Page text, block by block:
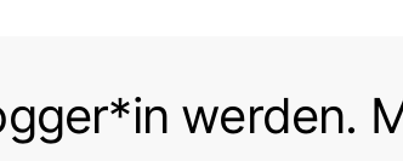
werden.